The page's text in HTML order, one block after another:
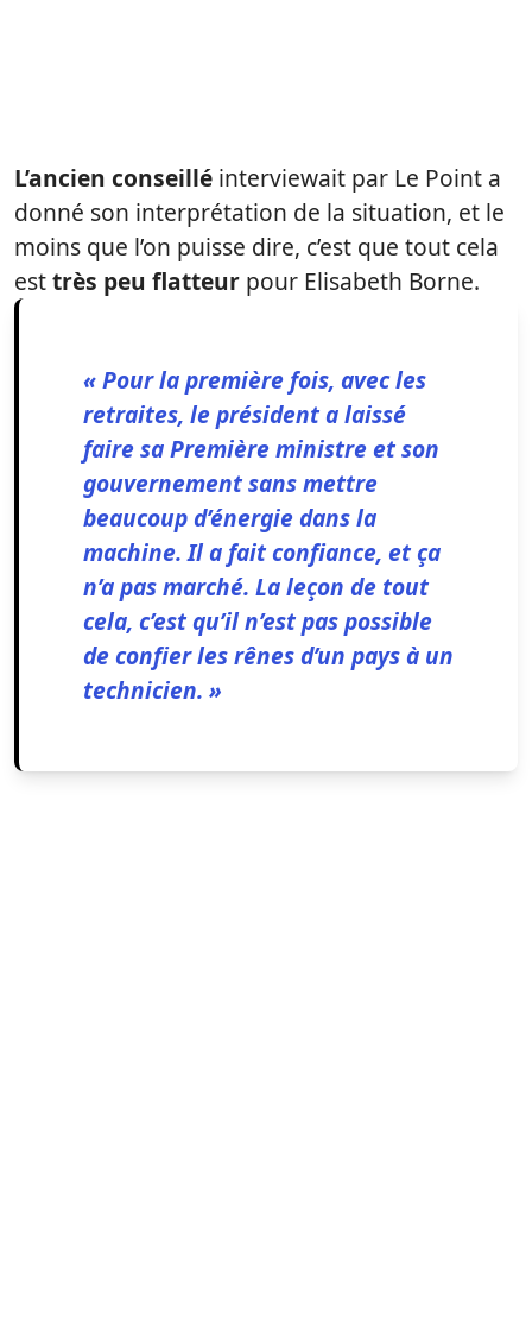
L’ancien conseillé interviewait par Le Point a
donné son interprétation de la situation, et le
moins que l’on puisse dire, c’est que tout cela
esttrès peu flatteur pour Elisabeth Borne.
« Pour la première fois, avec les
retraites, le président a laissé
faire sa Première ministre et son
gouvernement sans mettre
beaucoup d’énergie dans la
machine. Il a fait confiance, et ça
n’a pas marché. La leçon de tout
cela, c’est qu’il n’est pas possible
de confier les rênes d’un pays à un
technicien. »